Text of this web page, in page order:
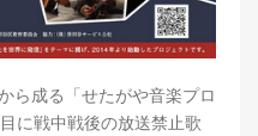
ら成る「せたがや音楽プロ
に戦中戦後の放送禁止歌